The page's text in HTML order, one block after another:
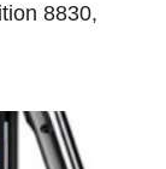
8830,